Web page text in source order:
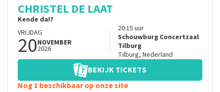
CHRISTEL DE LAAT
Kende da!?
VRIJDAG
20NOVEMBER
2026
20:15 uur
Schouwburg Concertzaal
Tilburg
Tilburg, Nederland
BEKIJK TICKETS
Nog 1 beschikbaar op onze site